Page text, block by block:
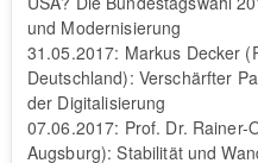
und Modernisierung
31.05.2017: Markus Decker
Deutschland): Verschärfter
der Digitalisierung
07.06.2017: Prof. Dr. Rainer-
Augsburg): Stabilität und